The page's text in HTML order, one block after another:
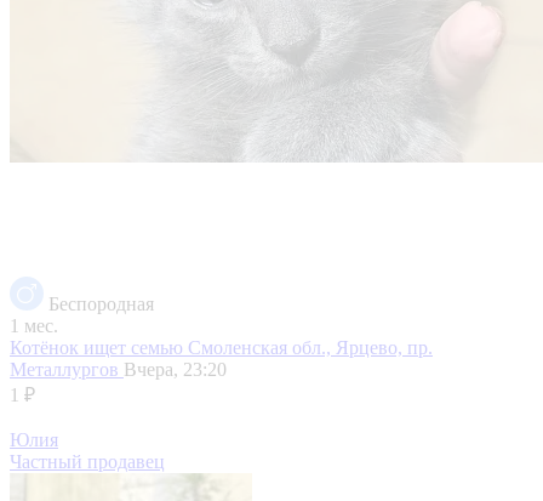
Беспородная
1 мес.
Котёнок ищет семью Смоленская обл., Ярцево, пр.
Металлургов Вчера, 23:20
1 ₽
Юлия
Частный продавец